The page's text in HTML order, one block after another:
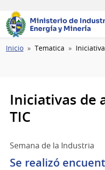
Ministerio de
Energía y Minería
Ruta
Inicio Tematica
Iniciativas de
TIC
Semana de la Industria
Se realizó